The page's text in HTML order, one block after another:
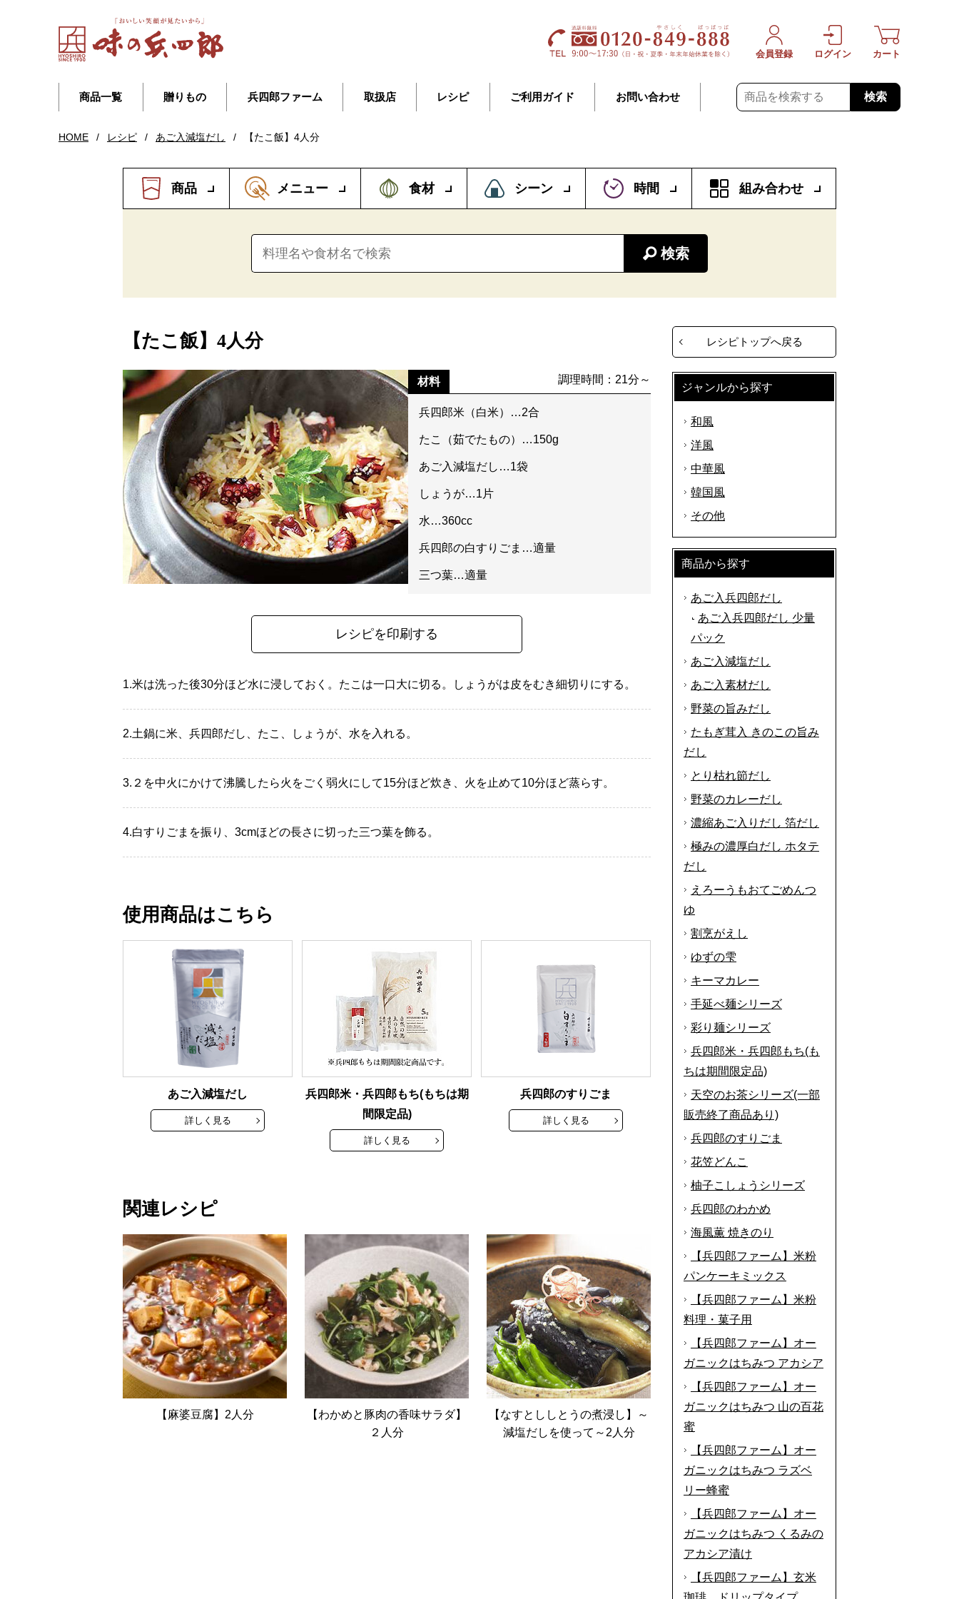
商品一覧 贈りもの 兵四郎ファーム 取扱店 レシピ ご利用ガイド お問い合わせ 検索
会員登録 ログイン カート
HOME / レシピ / あご入減塩だし / 【たこ飯】4人分
商品 メニュー 食材 シーン 時間 組み合わせ
検索
【たこ飯】4人分
材料 調理時間：21分～
兵四郎米（白米）…2合
たこ（茹でたもの）…150g
あご入減塩だし…1袋
しょうが…1片
水…360cc
兵四郎の白すりごま…適量
三つ葉…適量
レシピを印刷する
1.米は洗った後30分ほど水に浸しておく。たこは一口大に切る。しょうがは皮をむき細切りにする。
2.土鍋に米、兵四郎だし、たこ、しょうが、水を入れる。
3. ２を中火にかけて沸騰したら火をごく弱火にして15分ほど炊き、火を止めて10分ほど蒸らす。
4.白すりごまを振り、3cmほどの長さに切った三つ葉を飾る。
使用商品はこちら
あご入減塩だし
詳しく見る
兵四郎米・兵四郎もち(もちは期
間限定品)
詳しく見る
兵四郎のすりごま
詳しく見る
関連レシピ
【麻婆豆腐】2人分
【わかめと豚肉の香味サラダ】
２人分
【なすとししとうの煮浸し】～
減塩だしを使って～2人分
レシピトップへ戻る
ジャンルから探す
和風
洋風
中華風
韓国風
その他
商品から探す
あご入兵四郎だし
あご入兵四郎だし 少量
パック
あご入減塩だし
あご入素材だし
野菜の旨みだし
たもぎ茸入 きのこの旨み
だし
とり枯れ節だし
野菜のカレーだし
濃縮あご入りだし 箔だし
極みの濃厚白だし ホタテ
だし
えろーうもおてごめんつ
ゆ
割烹がえし
ゆずの雫
キーマカレー
手延べ麺シリーズ
彩り麺シリーズ
兵四郎米・兵四郎もち(も
ちは期間限定品)
天空のお茶シリーズ(一部
販売終了商品あり)
兵四郎のすりごま
花笠どんこ
柚子こしょうシリーズ
兵四郎のわかめ
海風薫 焼きのり
【兵四郎ファーム】米粉
パンケーキミックス
【兵四郎ファーム】米粉
料理・菓子用
【兵四郎ファーム】オー
ガニックはちみつ アカシア
【兵四郎ファーム】オー
ガニックはちみつ 山の百花
蜜
【兵四郎ファーム】オー
ガニックはちみつ ラズベ
リー蜂蜜
【兵四郎ファーム】オー
ガニックはちみつ くるみの
アカシア漬け
【兵四郎ファーム】玄米